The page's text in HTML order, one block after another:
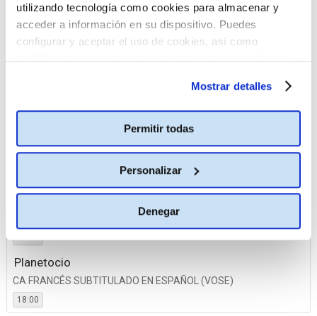
utilizando tecnología como cookies para almacenar y
acceder a información en su dispositivo. Puedes
configurar y aceptar el uso de cookies, así como
modificar tus opciones de consentimiento en cualquier
Mostrar detalles
Permitir todas
Personalizar
Denegar
05 diciembre
CA FRANCÉS SUBTITULADO EN ESPAÑOL (VOSE)
18:00
CA FRANCÉS SUBTITULADO EN ESPAÑOL (VOSE)
Plaza Norte 2
CA FRANCÉS SUBTITULADO EN ESPAÑOL (VOSE)
18:00
Planetocio
CA FRANCÉS SUBTITULADO EN ESPAÑOL (VOSE)
18:00